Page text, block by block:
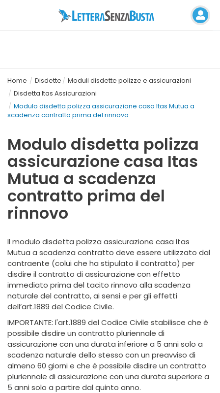
Home Disdette
Moduli disdette polizze e assicurazioni
Disdetta Itas Assicurazioni
Modulo disdetta polizza assicurazione casa Itas Mutua a
scadenza contratto prima del rinnovo
Modulo disdetta polizza
assicurazione casa Itas
Mutua a scadenza
contratto prima del
rinnovo
Il modulo disdetta polizza assicurazione casa Itas
Mutua a scadenza contratto deve essere utilizzato dal
contraente (colui che ha stipulato il contratto) per
disdire il contratto di assicurazione con effetto
immediato prima del tacito rinnovo alla scadenza
naturale del contratto, ai sensi e per gli effetti
dell’art.1889 del Codice Civile.
IMPORTANTE: l'art.1889 del Codice Civile stabilisce che è
possibile disdire un contratto pluriennale di
assicurazione con una durata inferiore a 5 anni solo a
scadenza naturale dello stesso con un preavviso di
almeno 60 giorni e che è possibile disdire un contratto
pluriennale di assicurazione con una durata superiore a
5 anni solo a partire dal quinto anno.